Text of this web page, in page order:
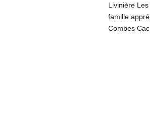
Livinière
famille
Combes